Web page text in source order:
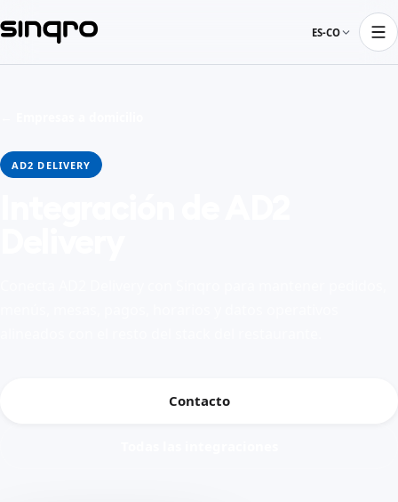
ES-CO
AD2 DELIVERY
Contacto